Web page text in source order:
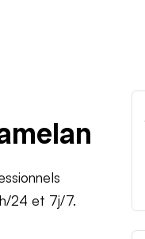
24 et 7j/7.